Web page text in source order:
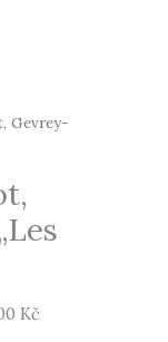
Gevrey-
Kč